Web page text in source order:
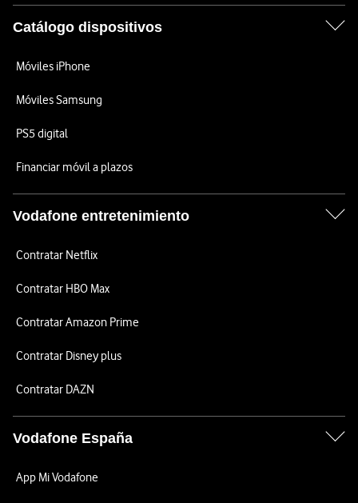
Catálogo dispositivos
Móviles iPhone
Móviles Samsung
PS5 digital
Financiar móvil a plazos
Vodafone entretenimiento
Contratar Netflix
Contratar HBO Max
Contratar Amazon Prime
Contratar Disney plus
Contratar DAZN
Vodafone España
App Mi Vodafone